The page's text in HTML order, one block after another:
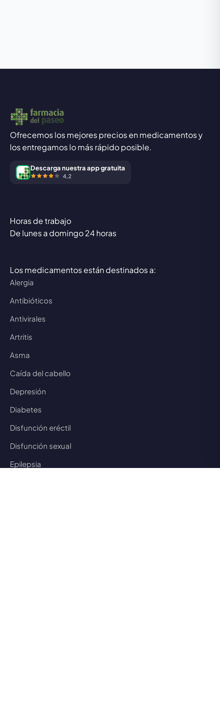
Ofrecemos los mejores precios en medicamentos y
los entregamos lo más rápido posible.
Descarga nuestra app gratuita
4,2
Horas de trabajo
De lunes a domingo 24 horas
Los medicamentos están destinados a:
Alergia
Antibióticos
Antivirales
Artritis
Asma
Caída del cabello
Depresión
Diabetes
Disfunción eréctil
Disfunción sexual
Epilepsia